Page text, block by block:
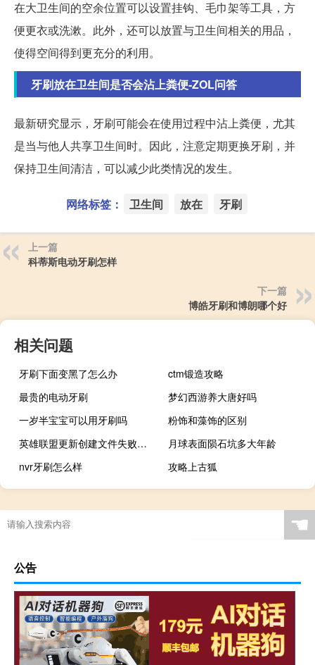
在大卫生间的空余位置可以设置挂钩、毛巾架等工具，方
便更衣或洗漱。此外，还可以放置与卫生间相关的用品，
使得空间得到更充分的利用。
牙刷放在卫生间是否会沾上粪便-ZOL问答
最新研究显示，牙刷可能会在使用过程中沾上粪便，尤其
是当与他人共享卫生间时。因此，注意定期更换牙刷，并
保持卫生间清洁，可以减少此类情况的发生。
网络标签： 卫生间 放在 牙刷
上一篇
科蒂斯电动牙刷怎样
下一篇
博皓牙刷和博朗哪个好
相关问题
牙刷下面变黑了怎么办
ctm锻造攻略
最贵的电动牙刷
梦幻西游养大唐好吗
一岁半宝宝可以用牙刷吗
粉饰和藻饰的区别
英雄联盟更新创建文件失败（lol更新失败安装文件写入失败）
月球表面陨石坑多大年龄
nvr牙刷怎么样
攻略上古狐
☚
公告